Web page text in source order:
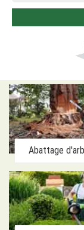
Abattage